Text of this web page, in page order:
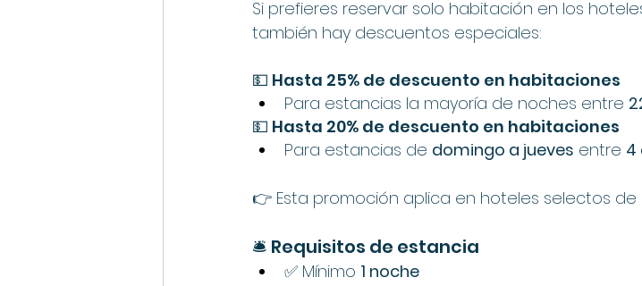
Si prefieres reservar solo habitación en los
también hay descuentos especiales:
💵 Hasta 25% de descuento en habitaciones
Para estancias la mayoría de noches entre
💵 Hasta 20% de descuento en habitaciones
Para estancias de domingo a jueves entre 4
👉 Esta promoción aplica en hoteles selectos de
🛎️ Requisitos de estancia
✅ Mínimo 1 noche